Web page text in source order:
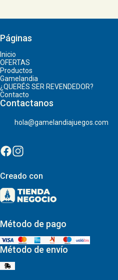
Páginas
Inicio
OFERTAS
Productos
Gamelandia
¿QUERÉS SER REVENDEDOR?
Contacto
Contactanos
hola@gamelandiajuegos.com
Creado con
Método de pago
Método de envío